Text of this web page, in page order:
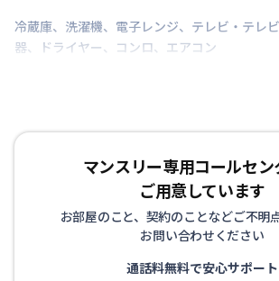
冷蔵庫、 洗濯機、 電子レンジ、 テレビ・テレ
器、 ドライヤー、 コンロ、 エアコン
マンスリー専用コールセン
ご用意しています
お部屋のこと、契約のことなどご不明
お問い合わせください
通話料無料で安心サポート